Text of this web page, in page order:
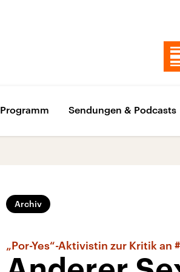
Programm Sendungen & Podcasts
Archiv
„Por-Yes“-Aktivistin zur Kritik an